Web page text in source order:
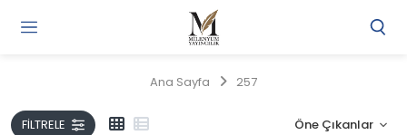
Ana Sayfa 257
FILTRELE